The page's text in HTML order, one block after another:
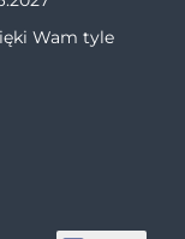
Wam tyle